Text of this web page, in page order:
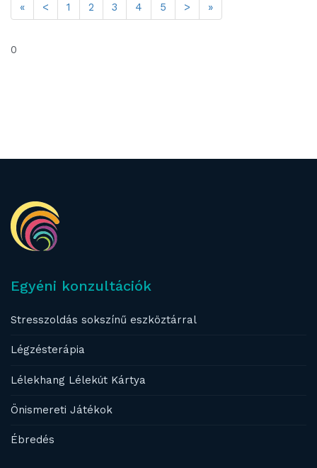
« < 1 2 3 4 5 > »
0
Egyéni konzultációk
Stresszoldás sokszínű eszköztárral
Légzésterápia
Lélekhang Lélekút Kártya
Önismereti Játékok
Ébredés